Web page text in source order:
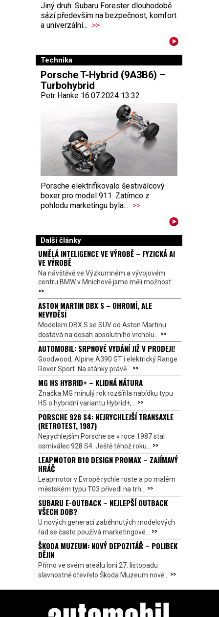
Jiný druh. Subaru Forester dlouhodobě
sází především na bezpečnost, komfort
a univerzální... >>
Technika
Porsche T-Hybrid (9A3B6) –
Turbohybrid
Petr Hanke 16.07.2024 13:32
Porsche elektrifikovalo šestiválcový
boxer pro model 911. Zatímco z
pohledu marketingu byla... >>
Další články
UMĚLÁ INTELIGENCE VE VÝROBĚ – FYZICKÁ AI
VE VÝROBĚ
Na návštěvě ve Výzkumném a vývojovém
centru BMW v Mnichově jsme měli možnost...
>>
ASTON MARTIN DBX S – OHROMÍ, ALE
NEVYDĚSÍ
Modelem DBX S se SUV od Aston Martinu
dostává na dosah absolutního vrcholu... >>
AUTOMOBIL: SRPNOVÉ VYDÁNÍ JIŽ V PRODEJI!
Goodwood, Alpine A390 GT i elektrický Range
Rover Sport. Na stánky právě... >>
MG HS HYBRID+ – KLIDNÁ NÁTURA
Značka MG minulý rok rozšířila nabídku typu
HS o hybridní variantu Hybrid+,... >>
PORSCHE 928 S4: NEJRYCHLEJŠÍ TRANSAXLE
(RETROTEST, 1987)
Nejrychlejším Porsche se v roce 1987 stal
osmiválec 928 S4. Ještě téhož roku... >>
LEAPMOTOR B10 DESIGN PROMAX – ZAJÍMAVÝ
HRÁČ
Leapmotor v Evropě rychle roste a po malém
městském typu T03 přivedl na trh... >>
SUBARU E-OUTBACK – NEJLEPŠÍ OUTBACK
VŠECH DOB?
U nových generací zaběhnutých modelových
řad se často používá marketingové... >>
ŠKODA MUZEUM: NOVÝ DEPOZITÁŘ – POLIBEK
DĚJIN
Přímo ve svém areálu loni 27. listopadu
slavnostně otevřelo Škoda Muzeum nově... >>